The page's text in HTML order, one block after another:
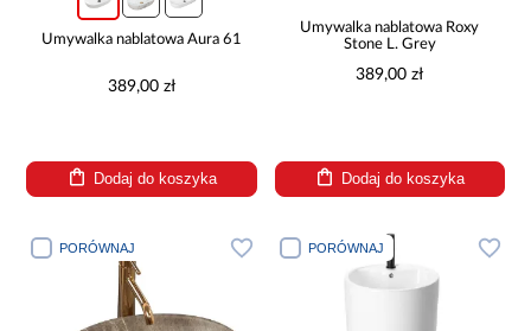
Umywalka nablatowa Aura 61
389,00 zł
Dodaj do koszyka
Umywalka nablatowa Roxy
Stone L. Grey
389,00 zł
Dodaj do koszyka
PORÓWNAJ PORÓWNAJ